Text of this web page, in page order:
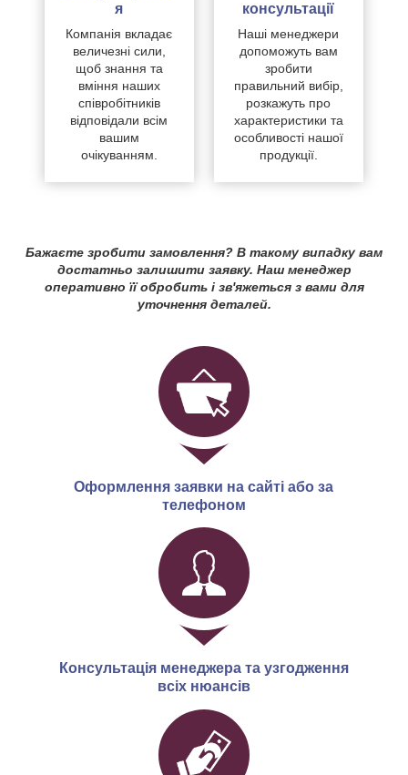
я
Компанія вкладає
величезні сили,
щоб знання та
вміння наших
співробітників
відповідали всім
вашим
очікуванням.
консультації
Наші менеджери
допоможуть вам
зробити
правильний вибір,
розкажуть про
характеристики та
особливості нашої
продукції.
Бажаєте зробити замовлення? В такому випадку вам
достатньо залишити заявку. Наш менеджер
оперативно її обробить і зв'яжеться з вами для
уточнення деталей.
Оформлення заявки на сайті або за
телефоном
Консультація менеджера та узгодження
всіх нюансів